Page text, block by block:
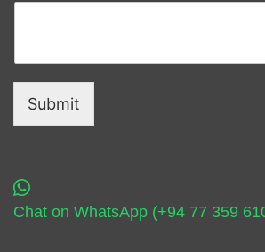
Submit
Chat on WhatsApp (+94 77 359